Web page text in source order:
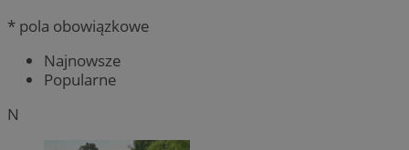
* pola obowiązkowe
Najnowsze
Popularne
N